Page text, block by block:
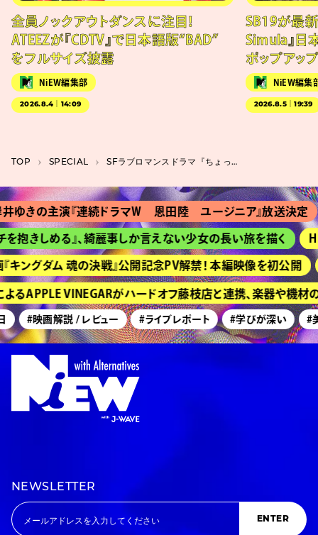
全員ノックアウトダンスに注目！
ATEEZが『CDTV』で日本語版“BAD”
をフルサイズ披露
NiEW編集部
2026.8.4｜14:09
SB19が最
Simula』日
ポップアッ
NiEW編集
2026.8.5｜19:39
TOP SPECIAL SFラブロマンスドラマ『ちょっとだけエスパー』で生き生きと動くキャラクターたち
主演『連続ドラマＷ 恩田陸 ユージニア』放送決定 『Ｔ
める』、綺麗事しか言えない少女の長い旅を描く
ダム 魂の決戦』公開記念PV解禁！ 本編映像を初公開 京都
VINEGARがハードオフ藤枝店と連携、楽器や機材の買
#映画解説 / レビュー #ライブレポート #学びが深い #美術
NEWSLETTER
ENTER